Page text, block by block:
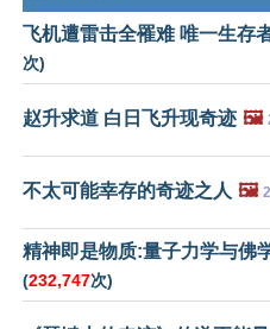
飞机遭雷击全罹难 唯一生存
次)
赵升求道 白日飞升现奇迹 🖼️
不太可能幸存的奇迹之人 🖼️
精神即是物质:量子力学与佛
(232,747次)